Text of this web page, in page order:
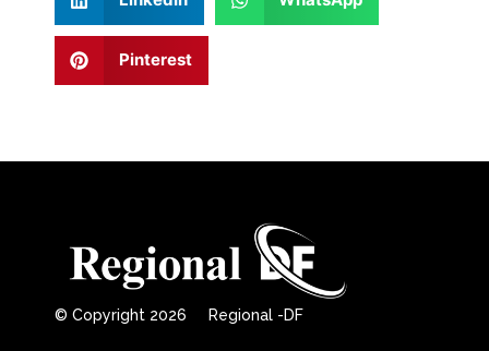
Pinterest
© Copyright 2026 Regional -DF